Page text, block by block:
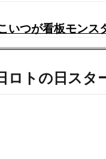
いつが看板モンス
ロトの日ス